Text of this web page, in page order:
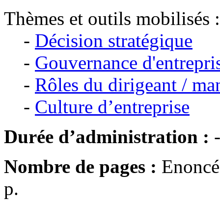
Thèmes et outils mobilisés :
- Décision stratégique
- Gouvernance
- Rôles du dirigeant /
- Culture d’entreprise
Durée d’administration : -
Nombre de pages :
p.